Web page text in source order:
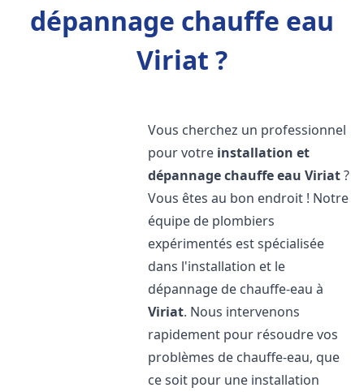
dépannage chauffe eau
Viriat ?
Vous cherchez un professionnel
pour votre installation et
dépannage chauffe eau Viriat?
Vous êtes au bon endroit ! Notre
équipe de plombiers
expérimentés est spécialisée
dans l'installation et le
dépannage de chauffe-eau à
Viriat. Nous intervenons
rapidement pour résoudre vos
problèmes de chauffe-eau, que
ce soit pour une installation